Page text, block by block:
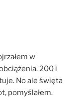
w
200 i
No ale święta
pomyślałem.